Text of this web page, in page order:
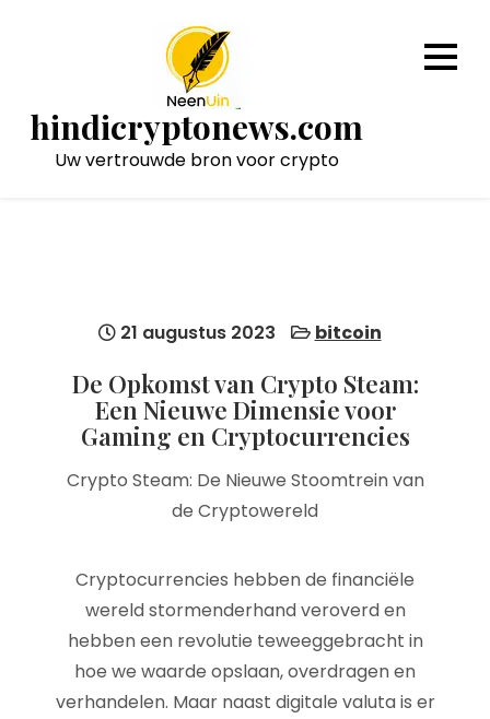
hindicryptonews.com
Uw vertrouwde bron voor crypto
21 augustus 2023 bitcoin
De Opkomst van Crypto Steam:
Een Nieuwe Dimensie voor
Gaming en Cryptocurrencies
Crypto Steam: De Nieuwe Stoomtrein van
de Cryptowereld
Cryptocurrencies hebben de financiële
wereld stormenderhand veroverd en
hebben een revolutie teweeggebracht in
hoe we waarde opslaan, overdragen en
verhandelen. Maar naast digitale valuta is er